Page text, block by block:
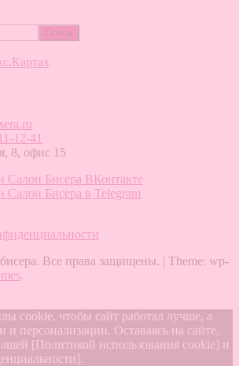
Поиск
12-41
8, офис 15
Все права защищены. | Theme: wp-
.
cookie, чтобы сайт работал лучше, а
и персонализации. Оставаясь на сайте,
[Политикой использования cookie] и